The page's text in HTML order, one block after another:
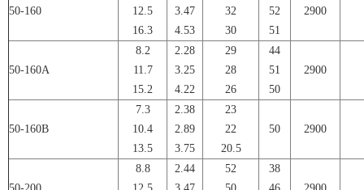
50-160
12.5
16.3
3.47
4.53
32
30
52
51
2900
50-160A
8.2
11.7
15.2
2.28
3.25
4.22
29
28
26
44
51
50
2900
50-160B
7.3
10.4
13.5
2.38
2.89
3.75
23
22
20.5
50 2900
8.8
2.44
52
38